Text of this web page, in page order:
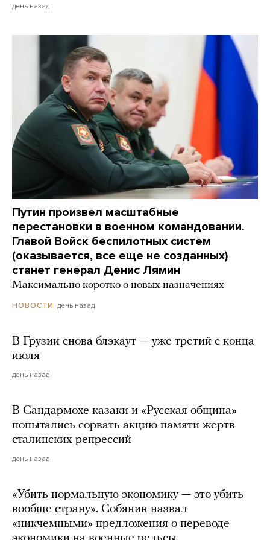
день назад
Путин произвел масштабные
перестановки в военном командовании.
Главой Войск беспилотных систем
(оказывается, все еще не созданных)
станет генерал Денис Лямин
Максимально коротко о новых назначениях
НОВОСТИ день назад
В Грузии снова блэкаут — уже третий с конца
июля
день назад
В Сандармохе казаки и «Русская община»
попытались сорвать акцию памяти жертв
сталинских репрессий
день назад
«Убить нормальную экономику — это убить
вообще страну». Собянин назвал
«никчемными» предложения о переводе